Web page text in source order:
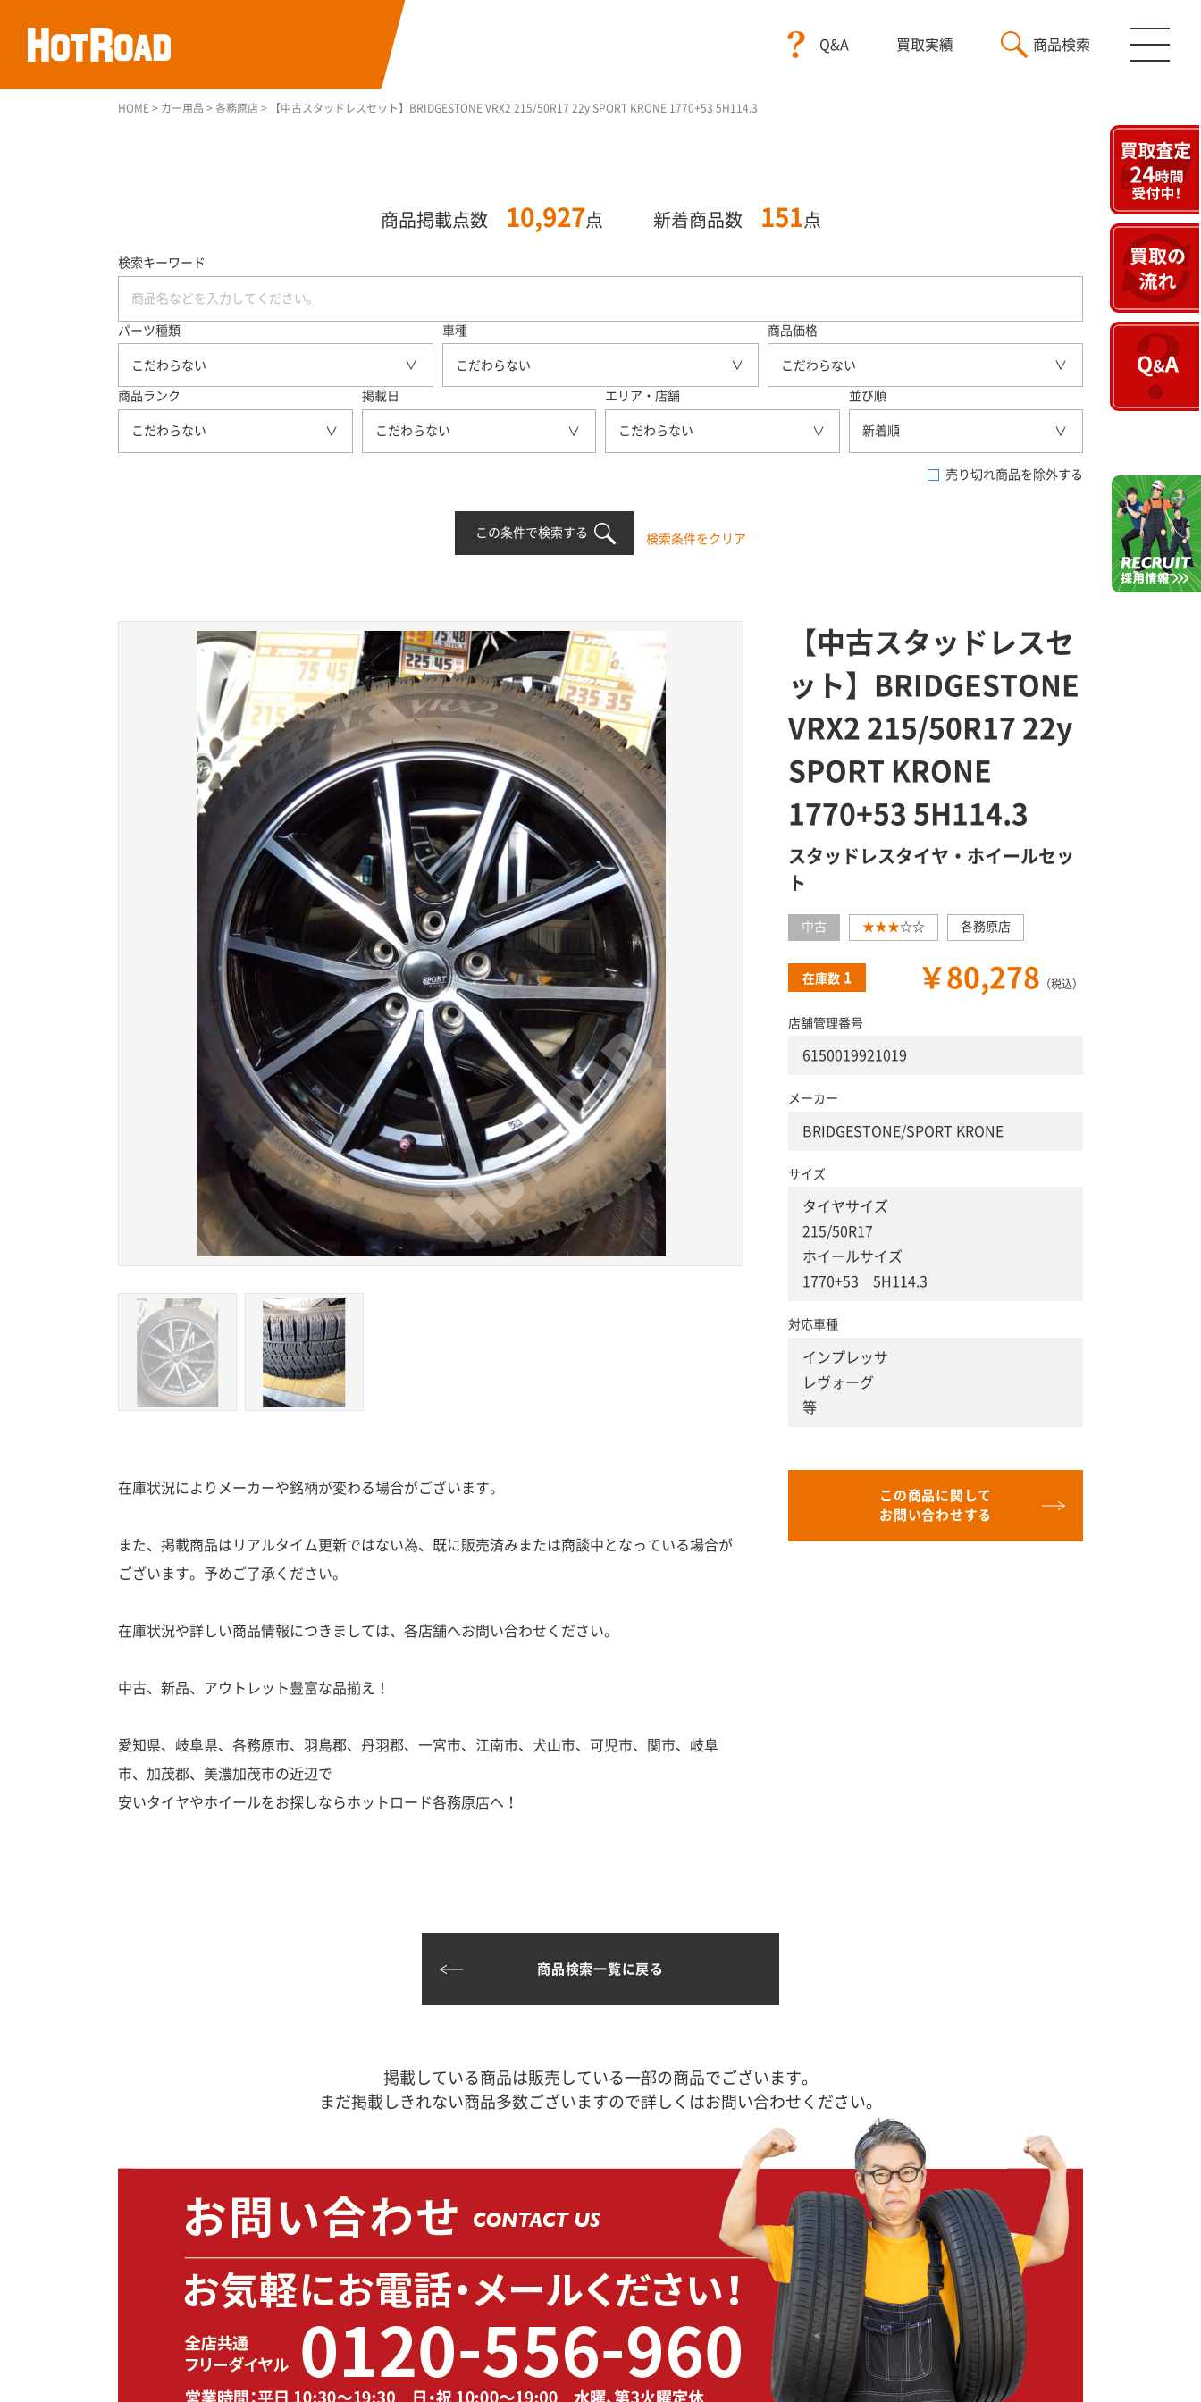
Q&A 買取実績 商品検索
HOME > カー用品 > 各務原店 > 【中古スタッドレスセット】BRIDGESTONE VRX2 215/50R17 22y SPORT KRONE 1770+53 5H114.3
商品掲載点数 10,927点 新着商品数 151 点
検索キーワード
パーツ種類
こだわらない
車種
こだわらない
商品価格
こだわらない
商品ランク
こだわらない
掲載日
こだわらない
エリア・店舗
こだわらない
並び順
新着順
売り切れ商品を除外する
この条件で検索する 検索条件をクリア
在庫状況によりメーカーや銘柄が変わる場合がございます。
また、掲載商品はリアルタイム更新ではない為、既に販売済みまたは商談中となっている場合が
ございます。予めご了承ください。
在庫状況や詳しい商品情報につきましては、各店舗へお問い合わせください。
中古、新品、アウトレット豊富な品揃え！
愛知県、岐阜県、各務原市、羽島郡、丹羽郡、一宮市、江南市、犬山市、可児市、関市、岐阜
市、加茂郡、美濃加茂市の近辺で
安いタイヤやホイールをお探しならホットロード各務原店へ！
【中古スタッドレスセ
ット】BRIDGESTONE
VRX2 215/50R17 22y
SPORT KRONE
1770+53 5H114.3
スタッドレスタイヤ・ホイールセッ
ト
中古 ★★★☆☆ 各務原店
在庫数 1 ￥80,278 （税込）
店舗管理番号
6150019921019
メーカー
BRIDGESTONE/SPORT KRONE
サイズ
タイヤサイズ
215/50R17
ホイールサイズ
1770+53 5H114.3
対応車種
インプレッサ
レヴォーグ
等
この商品に関して
お問い合わせする
商品検索一覧に戻る
掲載している商品は販売している一部の商品でございます。
まだ掲載しきれない商品多数ございますので詳しくはお問い合わせください。